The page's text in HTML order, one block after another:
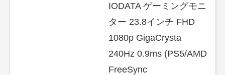
IODATA ゲーミングモニ
ター 23.8インチ FHD
1080p GigaCrysta
240Hz 0.9ms (PS5/AMD
FreeSync